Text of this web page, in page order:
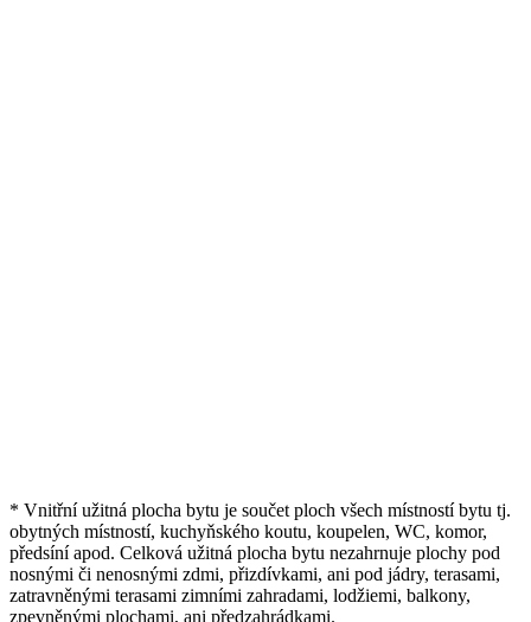
* Vnitřní užitná plocha bytu je součet ploch všech místností bytu tj.
obytných místností, kuchyňského koutu, koupelen, WC, komor,
předsíní apod. Celková užitná plocha bytu nezahrnuje plochy pod
nosnými či nenosnými zdmi, přizdívkami, ani pod jádry, terasami,
zatravněnými terasami zimními zahradami, lodžiemi, balkony,
zpevněnými plochami, ani předzahrádkami.